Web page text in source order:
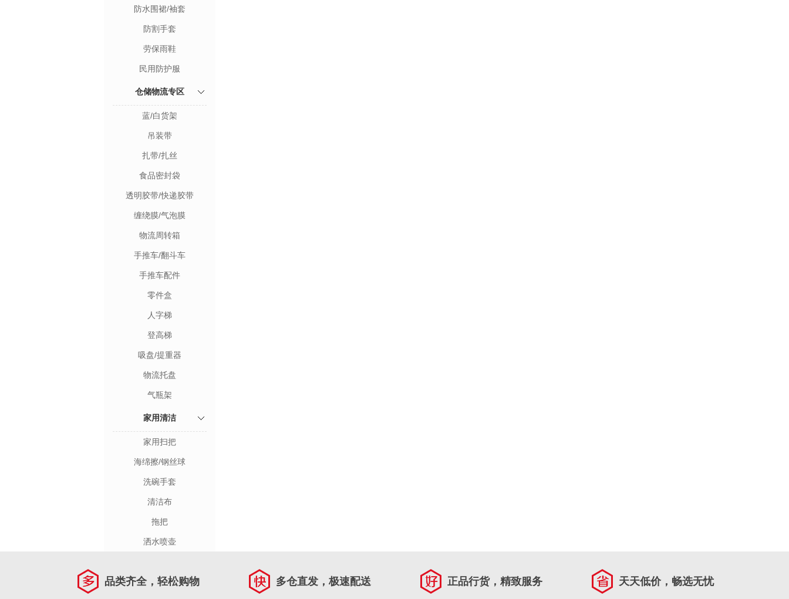
防水围裙/袖套
防割手套
劳保雨鞋
民用防护服
仓储物流专区
蓝/白货架
吊装带
扎带/扎丝
食品密封袋
透明胶带/快递胶带
缠绕膜/气泡膜
物流周转箱
手推车/翻斗车
手推车配件
零件盒
人字梯
登高梯
吸盘/提重器
物流托盘
气瓶架
家用清洁
家用扫把
海绵擦/钢丝球
洗碗手套
清洁布
拖把
洒水喷壶
品类齐全，轻松购物 多仓直发，极速配送 正品行货，精致服务 天天低价，畅选无忧